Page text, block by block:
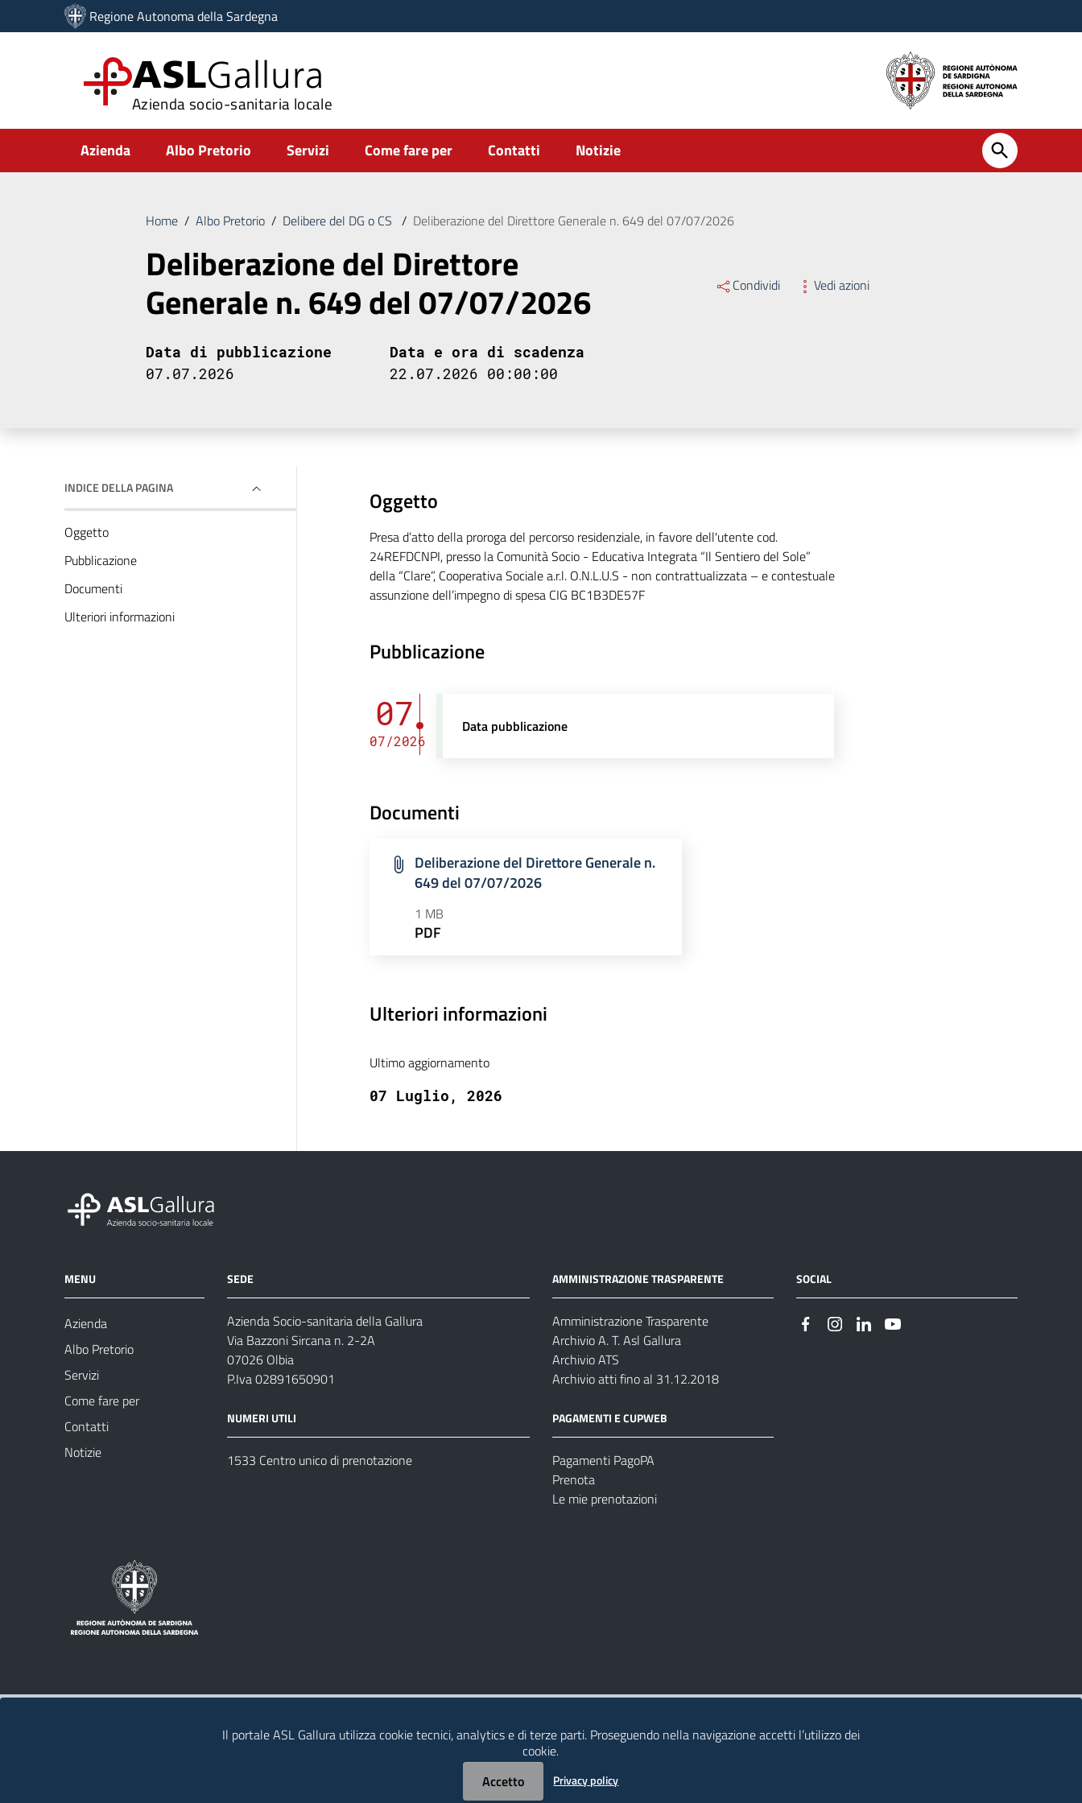
Vai ai contenuti
Vai al menu di navigazione
Regione Autonoma della Sardegna
ASLGallura
Azienda socio-sanitaria locale
Submenu
Azienda Albo Pretorio Servizi Come fare per Contatti Notizie
Home / Albo Pretorio / Delibere del DG o CS / Deliberazione del Direttore Generale n. 649 del 07/07/2026
Deliberazione del Direttore
Generale n. 649 del 07/07/2026 Condividi Vedi azioni
Data di pubblicazione
07.07.2026
Data e ora di scadenza
22.07.2026 00:00:00
INDICE DELLA PAGINA
Oggetto
Pubblicazione
Documenti
Ulteriori informazioni
Oggetto
Presa d’atto della proroga del percorso residenziale, in favore dell'utente cod.
24REFDCNPI, presso la Comunità Socio - Educativa Integrata “Il Sentiero del Sole”
della “Clare”, Cooperativa Sociale a.r.l. O.N.L.U.S - non contrattualizzata – e contestuale
assunzione dell’impegno di spesa CIG BC1B3DE57F
Pubblicazione
07
07/2026
Data pubblicazione
Documenti
Deliberazione del Direttore Generale n.
649 del 07/07/2026
1 MB
PDF
Ulteriori informazioni
Ultimo aggiornamento
07 Luglio, 2026
MENU
Azienda
Albo Pretorio
Servizi
Come fare per
Contatti
Notizie
SEDE
Azienda Socio-sanitaria della Gallura
Via Bazzoni Sircana n. 2-2A
07026 Olbia
P.Iva 02891650901
NUMERI UTILI
1533 Centro unico di prenotazione
AMMINISTRAZIONE TRASPARENTE
Amministrazione Trasparente
Archivio A. T. Asl Gallura
Archivio ATS
Archivio atti fino al 31.12.2018
PAGAMENTI E CUPWEB
Pagamenti PagoPA
Prenota
Le mie prenotazioni
SOCIAL
Il portale ASL Gallura utilizza cookie tecnici, analytics e di terze parti. Proseguendo nella navigazione accetti l’utilizzo dei
cookie.
Accetto
Privacy policy